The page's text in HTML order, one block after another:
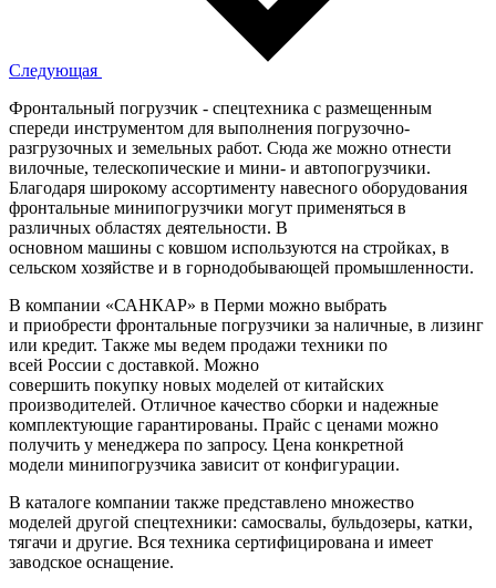
Следующая
Фронтальный погрузчик - спецтехника с размещенным
спереди инструментом для выполнения погрузочно-
разгрузочных и земельных работ. Сюда же можно отнести
вилочные, телескопические и мини- и автопогрузчики.
Благодаря широкому ассортименту навесного оборудования
фронтальные минипогрузчики могут применяться в
различных областях деятельности. В
основном машины с ковшом используются на стройках, в
сельском хозяйстве и в горнодобывающей промышленности.
В компании «САНКАР» в Перми можно выбрать
и приобрести фронтальные погрузчики за наличные, в лизинг
или кредит. Также мы ведем продажи техники по
всей России с доставкой. Можно
совершить покупку новых моделей от китайских
производителей. Отличное качество сборки и надежные
комплектующие гарантированы. Прайс с ценами можно
получить у менеджера по запросу. Цена конкретной
модели минипогрузчика зависит от конфигурации.
В каталоге компании также представлено множество
моделей другой спецтехники: самосвалы, бульдозеры, катки,
тягачи и другие. Вся техника сертифицирована и имеет
заводское оснащение.